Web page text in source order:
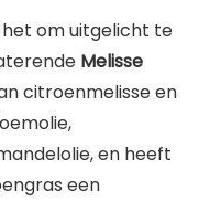
om uitgelicht te
Melisse
citroenmelisse en
en heeft
een